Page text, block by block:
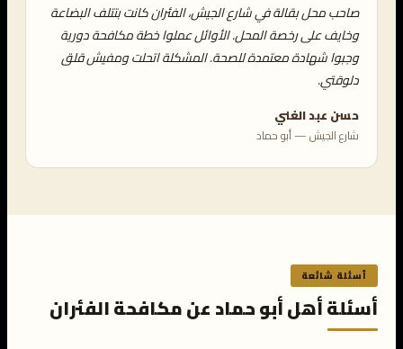
صاحب محل بقالة في شارع الجيش، الفئران كانت بتتلف البضاعة
وخايف على رخصة المحل. الأوائل عملوا خطة مكافحة دورية
وجبوا شهادة معتمدة للصحة. المشكلة اتحلت ومفيش قلق
دلوقتي.
حسن عبد الغني
شارع الجيش — أبو حماد
أسئلة شائعة
أسئلة أهل أبو حماد عن مكافحة الفئران